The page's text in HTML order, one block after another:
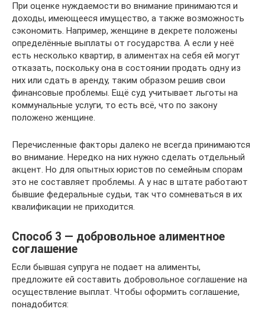
При оценке нуждаемости во внимание принимаются и
доходы, имеющееся имущество, а также возможность
сэкономить. Например, женщине в декрете положены
определённые выплаты от государства. А если у неё
есть несколько квартир, в алиментах на себя ей могут
отказать, поскольку она в состоянии продать одну из
них или сдать в аренду, таким образом решив свои
финансовые проблемы. Ещё суд учитывает льготы на
коммунальные услуги, то есть всё, что по закону
положено женщине.
Перечисленные факторы далеко не всегда принимаются
во внимание. Нередко на них нужно сделать отдельный
акцент. Но для опытных юристов по семейным спорам
это не составляет проблемы. А у нас в штате работают
бывшие федеральные судьи, так что сомневаться в их
квалификации не приходится.
Способ 3 — добровольное алиментное
соглашение
Если бывшая супруга не подает на алименты,
предложите ей составить добровольное соглашение на
осуществление выплат. Чтобы оформить соглашение,
понадобится: